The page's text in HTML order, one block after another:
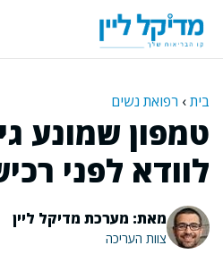
לתוכן
בית› רפואת נשים
טמפון שמונע
לוודא לפני
מאת: מערכת מדיקל ליין
צוות העריכה